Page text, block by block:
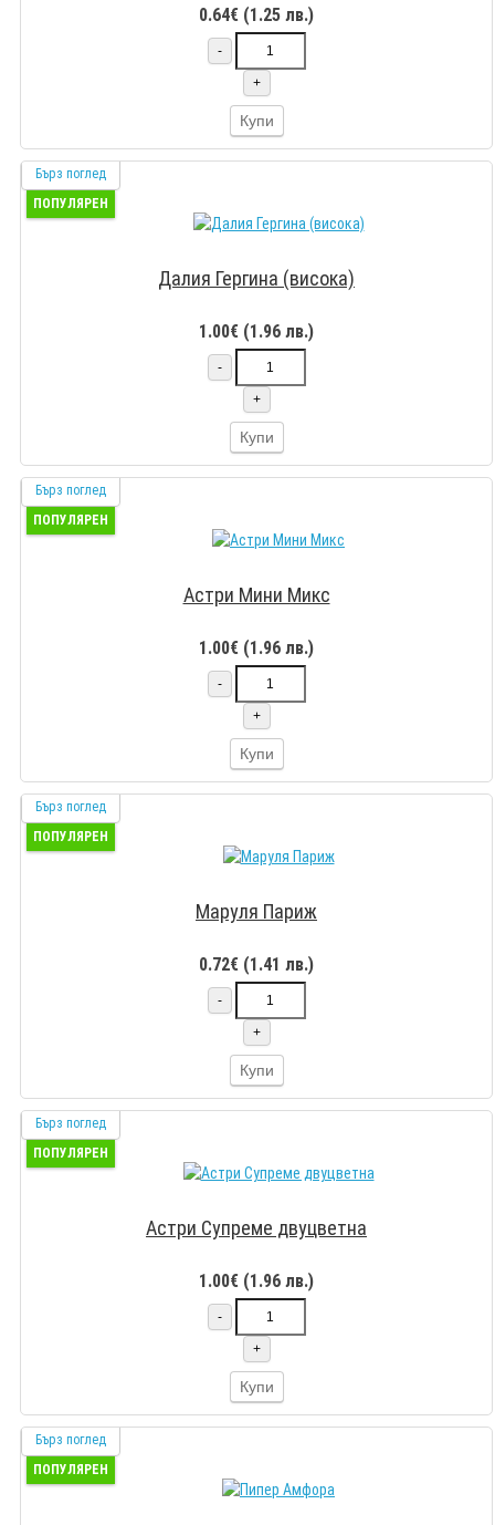
0.64€ (1.25 лв.)
-
+
Купи
Бърз поглед
ПОПУЛЯРЕН
Далия Гергина (висока)
1.00€ (1.96 лв.)
-
+
Купи
Бърз поглед
ПОПУЛЯРЕН
Астри Мини Микс
1.00€ (1.96 лв.)
-
+
Купи
Бърз поглед
ПОПУЛЯРЕН
Маруля Париж
0.72€ (1.41 лв.)
-
+
Купи
Бърз поглед
ПОПУЛЯРЕН
Астри Супреме двуцветна
1.00€ (1.96 лв.)
-
+
Купи
Бърз поглед
ПОПУЛЯРЕН